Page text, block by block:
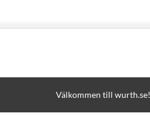
Välkommen till wurth.se!